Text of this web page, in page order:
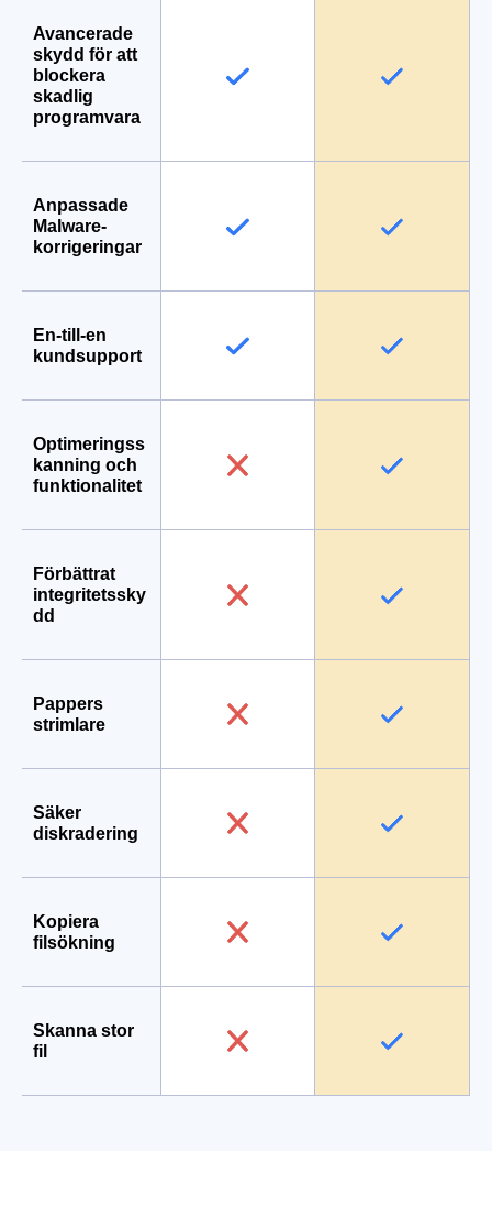
Avancerade
skydd för att
blockera
skadlig
programvara
Anpassade
Malware-
korrigeringar
En-till-en
kundsupport
Optimeringss
kanning och
funktionalitet
Förbättrat
integritetssky
dd
Pappers
strimlare
Säker
diskradering
Kopiera
filsökning
Skanna stor
fil